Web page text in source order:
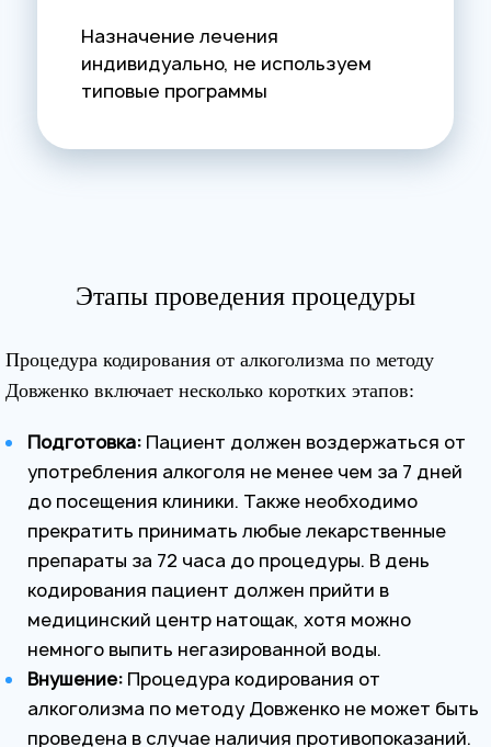
Назначение лечения
индивидуально, не используем
типовые программы
Этапы проведения процедуры
Процедура кодирования от алкоголизма по методу
Довженко включает несколько коротких этапов:
Подготовка: Пациент должен воздержаться от
употребления алкоголя не менее чем за 7 дней
до посещения клиники. Также необходимо
прекратить принимать любые лекарственные
препараты за 72 часа до процедуры. В день
кодирования пациент должен прийти в
медицинский центр натощак, хотя можно
немного выпить негазированной воды.
Внушение: Процедура кодирования от
алкоголизма по методу Довженко не может быть
проведена в случае наличия противопоказаний.